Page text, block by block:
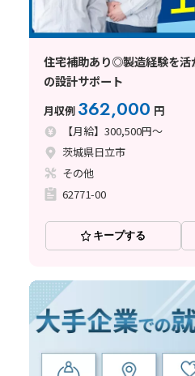
住宅補助あり◎製造経験を活
の設計サポート
月収例 362,000 円
【月給】300,500円～
茨城県日立市
その他
62771-00
キープする